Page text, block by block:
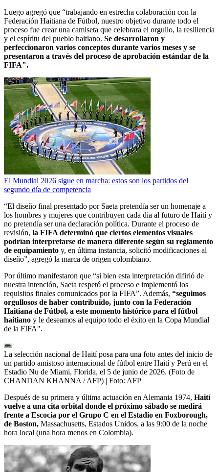
Luego agregó que “trabajando en estrecha colaboración con la
Federación Haitiana de Fútbol, ​​nuestro objetivo durante todo el
proceso fue crear una camiseta que celebrara el orgullo, la resiliencia
y el espíritu del pueblo haitiano. Se desarrollaron y
perfeccionaron varios conceptos durante varios meses y se
presentaron a través del proceso de aprobación estándar de la
FIFA".
El Mundial 2026 sigue en marcha: estos son los partidos del
segundo día de competencia
“El diseño final presentado por Saeta pretendía ser un homenaje a
los hombres y mujeres que contribuyen cada día al futuro de Haití y
no pretendía ser una declaración política. Durante el proceso de
revisión, la FIFA determinó que ciertos elementos visuales
podrían interpretarse de manera diferente según su reglamento
de equipamiento y, en última instancia, solicitó modificaciones al
diseño”, agregó la marca de origen colombiano.
Por último manifestaron que “si bien esta interpretación difirió de
nuestra intención, Saeta respetó el proceso e implementó los
requisitos finales comunicados por la FIFA”. Además, “seguimos
orgullosos de haber contribuido, junto con la Federación
Haitiana de Fútbol, ​​a este momento histórico para el fútbol
haitiano y le deseamos al equipo todo el éxito en la Copa Mundial
de la FIFA".
La selección nacional de Haití posa para una foto antes del inicio de
un partido amistoso internacional de fútbol entre Haití y Perú en el
Estadio Nu de Miami, Florida, el 5 de junio de 2026. (Foto de
CHANDAN KHANNA / AFP) | Foto: AFP
Después de su primera y última actuación en Alemania 1974, Haití
vuelve a una cita orbital donde el próximo sábado se medirá
frente a Escocia por el Grupo C en el Estadio en Foxborough,
de Boston, Massachusetts, Estados Unidos, a las 9:00 de la noche
hora local (una hora menos en Colombia).